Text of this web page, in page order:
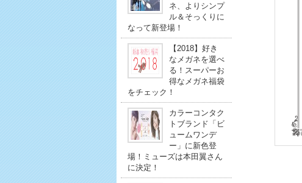
ネ、よりシンプ
ル＆そっくりに
なって新登場！
【2018】好き
なメガネを選べ
る！スーパーお
得なメガネ福袋
をチェック！
カラーコンタク
トブランド「ビ
ュームワンデ
ー」に新色登
場！ミューズは本田翼さん
に決定！